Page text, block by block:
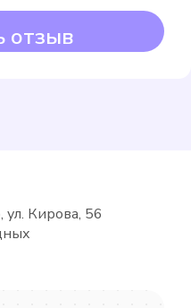
отзыв
Кирова, 56